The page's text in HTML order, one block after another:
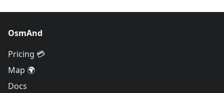
OsmAnd
Pricing 💳
Map 🌍
Docs